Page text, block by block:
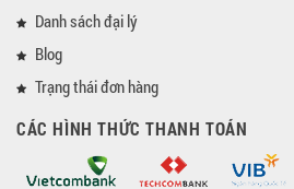
Danh sách đại lý
Blog
Trạng thái đơn hàng
CÁC HÌNH THỨC THANH TOÁN